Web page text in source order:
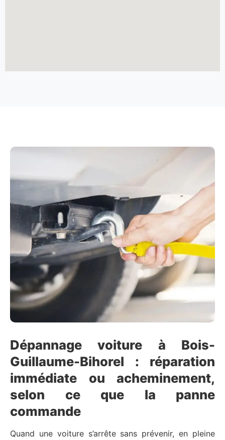
Dépannage voiture à Bois-
Guillaume-Bihorel : réparation
immédiate ou acheminement,
selon ce que la panne
commande
Quand une voiture s’arrête sans prévenir, en pleine